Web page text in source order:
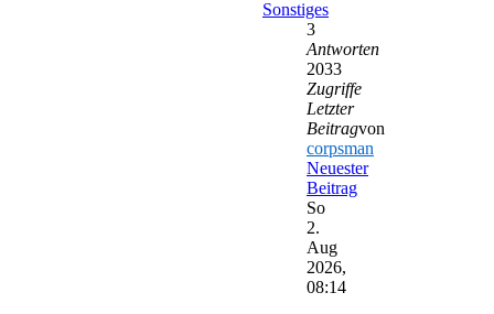
Sonstiges
3
Antworten
2033
Zugriffe
Letzter
Beitragvon
corpsman
Neuester
Beitrag
So
2.
Aug
2026,
08:14